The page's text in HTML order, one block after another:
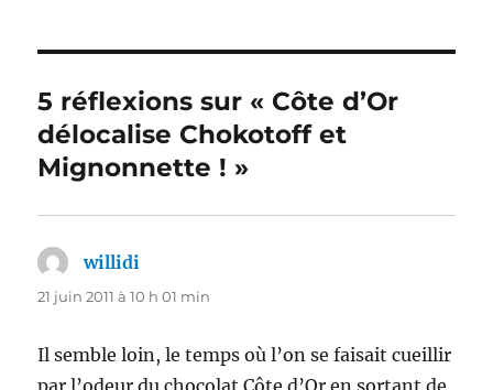
5 réflexions sur « Côte d’Or
délocalise Chokotoff et
Mignonnette ! »
willidi
21 juin 2011 à 10 h 01 min
Il semble loin, le temps où l’on se faisait cueillir
par l’odeur du chocolat Côte d’Or en sortant de